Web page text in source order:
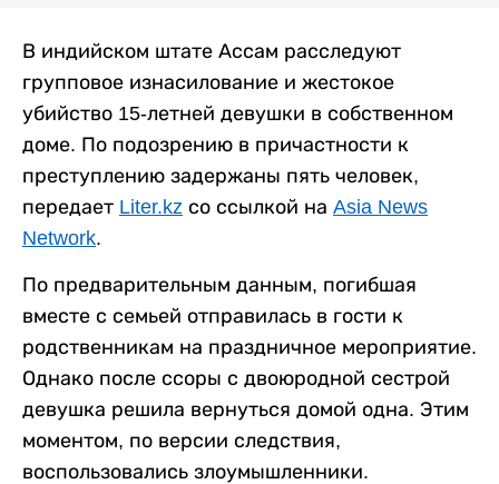
В индийском штате Ассам расследуют
групповое изнасилование и жестокое
убийство 15-летней девушки в собственном
доме. По подозрению в причастности к
преступлению задержаны пять человек,
передает Liter.kz со ссылкой на Asia News
Network.
По предварительным данным, погибшая
вместе с семьей отправилась в гости к
родственникам на праздничное мероприятие.
Однако после ссоры с двоюродной сестрой
девушка решила вернуться домой одна. Этим
моментом, по версии следствия,
воспользовались злоумышленники.